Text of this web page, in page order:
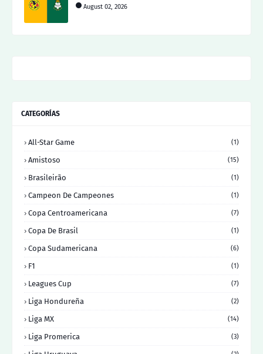
August 02, 2026
CATEGORÍAS
All-Star Game (1)
Amistoso (15)
Brasileirão (1)
Campeon De Campeones (1)
Copa Centroamericana (7)
Copa De Brasil (1)
Copa Sudamericana (6)
F1 (1)
Leagues Cup (7)
Liga Hondureña (2)
Liga MX (14)
Liga Promerica (3)